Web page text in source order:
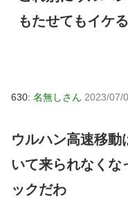
もたせてもイケ
630: 名無しさん 2023/07/
ウルハン高速移動
いて来られなくな
ックだわ